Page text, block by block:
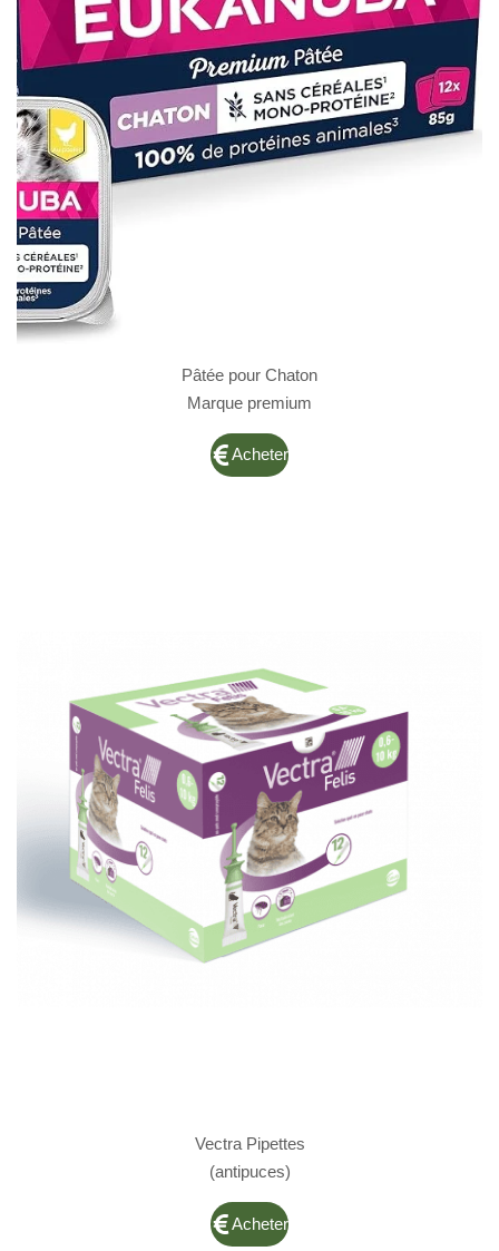
Pâtée pour Chaton
Marque premium
Acheter
Vectra Pipettes
(antipuces)
Acheter